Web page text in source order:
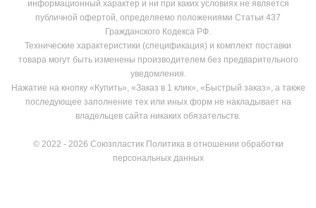
информационный характер и ни при каких условиях не является
публичной офертой, определяемо положениями Статьи 437
Гражданского Кодекса РФ.
Технические характеристики (спецификация) и комплект поставки
товара могут быть изменены производителем без предварительного
уведомления.
Нажатие на кнопку «Купить», «Заказ в 1 клик», «Быстрый заказ», а также
последующее заполнение тех или иных форм не накладывает на
владельцев сайта никаких обязательств.
© 2022 - 2026 Союзпластик Политика в отношении обработки
персональных данных